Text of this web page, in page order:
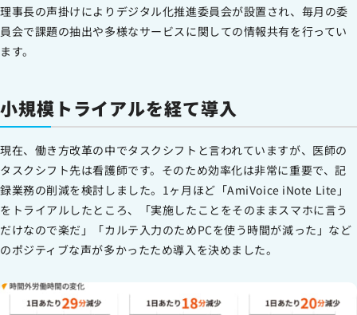
理事長の声掛けによりデジタル化推進委員会が設置され、毎月の委
員会で課題の抽出や多様なサービスに関しての情報共有を行ってい
ます。
小規模トライアルを経て導入
現在、働き方改革の中でタスクシフトと言われていますが、医師の
タスクシフト先は看護師です。そのため効率化は非常に重要で、記
録業務の削減を検討しました。1ヶ月ほど「AmiVoice iNote Lite」
をトライアルしたところ、「実施したことをそのままスマホに言う
だけなので楽だ」「カルテ入力のためPCを使う時間が減った」など
のポジティブな声が多かったため導入を決めました。